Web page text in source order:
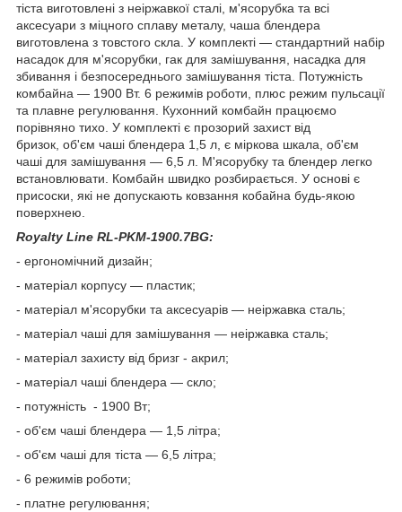
тіста виготовлені з неіржавкої сталі, м'ясорубка та всі
аксесуари з міцного сплаву металу, чаша блендера
виготовлена з товстого скла. У комплекті — стандартний набір
насадок для м'ясорубки, гак для замішування, насадка для
збивання і безпосереднього замішування тіста. Потужність
комбайна — 1900 Вт. 6 режимів роботи, плюс режим пульсації
та плавне регулювання. Кухонний комбайн працюємо
порівняно тихо. У комплекті є прозорий захист від
бризок, об'єм чаші блендера 1,5 л, є міркова шкала, об'єм
чаші для замішування — 6,5 л. М'ясорубку та блендер легко
встановлювати. Комбайн швидко розбирається. У основі є
присоски, які не допускають ковзання кобайна будь-якою
поверхнею.
Royalty Line RL-PKM-1900.7BG:
- ергономічний дизайн;
- матеріал корпусу — пластик;
- матеріал м'ясорубки та аксесуарів — неіржавка сталь;
- матеріал чаші для замішування — неіржавка сталь;
- матеріал захисту від бризг - акрил;
- матеріал чаші блендера — скло;
- потужність - 1900 Вт;
- об'єм чаші блендера — 1,5 літра;
- об'єм чаші для тіста — 6,5 літра;
- 6 режимів роботи;
- платне регулювання;